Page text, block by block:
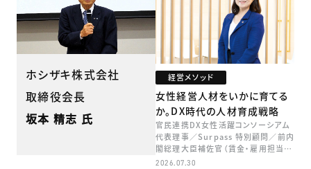
ホシザキ株式会社
取締役会長
坂本 精志 氏
経営メソッド
女性経営人材をいかに育てる
か。DX時代の人材育成戦略
官民連携DX女性活躍コンソーシアム
代表理事／Surpass 特別顧問／前内
閣総理大臣補佐官（賃金・雇用担当）
矢田 稚子
2026.07.30